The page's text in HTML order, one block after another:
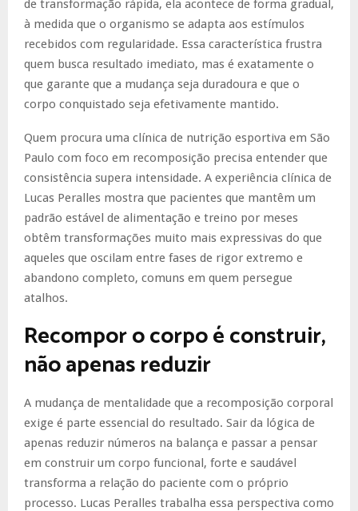
de transformação rápida, ela acontece de forma gradual,
à medida que o organismo se adapta aos estímulos
recebidos com regularidade. Essa característica frustra
quem busca resultado imediato, mas é exatamente o
que garante que a mudança seja duradoura e que o
corpo conquistado seja efetivamente mantido.
Quem procura uma clínica de nutrição esportiva em São
Paulo com foco em recomposição precisa entender que
consistência supera intensidade. A experiência clínica de
Lucas Peralles mostra que pacientes que mantêm um
padrão estável de alimentação e treino por meses
obtêm transformações muito mais expressivas do que
aqueles que oscilam entre fases de rigor extremo e
abandono completo, comuns em quem persegue
atalhos.
Recompor o corpo é construir,
não apenas reduzir
A mudança de mentalidade que a recomposição corporal
exige é parte essencial do resultado. Sair da lógica de
apenas reduzir números na balança e passar a pensar
em construir um corpo funcional, forte e saudável
transforma a relação do paciente com o próprio
processo. Lucas Peralles trabalha essa perspectiva como